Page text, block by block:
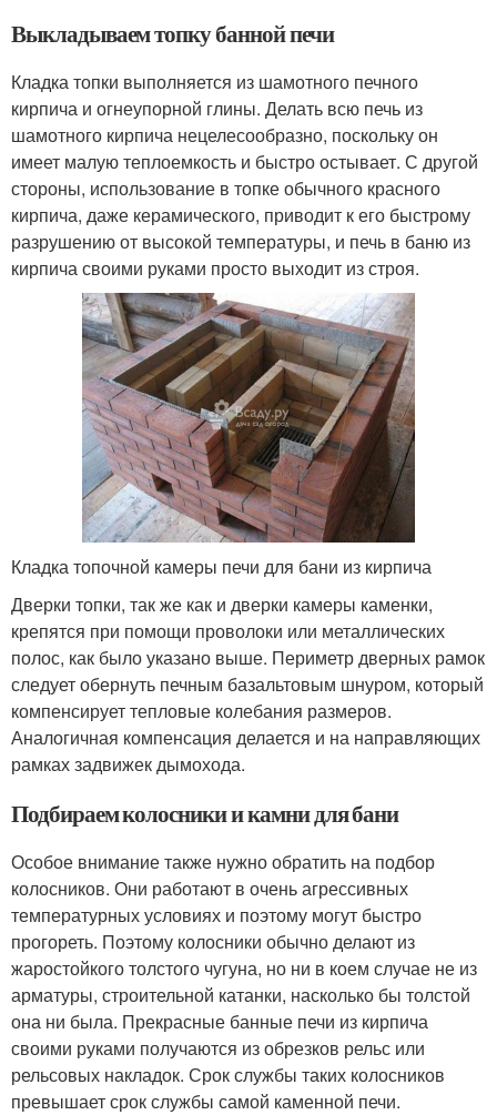
Выкладываем топку банной печи
Кладка топки выполняется из шамотного печного
кирпича и огнеупорной глины. Делать всю печь из
шамотного кирпича нецелесообразно, поскольку он
имеет малую теплоемкость и быстро остывает. С другой
стороны, использование в топке обычного красного
кирпича, даже керамического, приводит к его быстрому
разрушению от высокой температуры, и печь в баню из
кирпича своими руками просто выходит из строя.
Кладка топочной камеры печи для бани из кирпича
Дверки топки, так же как и дверки камеры каменки,
крепятся при помощи проволоки или металлических
полос, как было указано выше. Периметр дверных рамок
следует обернуть печным базальтовым шнуром, который
компенсирует тепловые колебания размеров.
Аналогичная компенсация делается и на направляющих
рамках задвижек дымохода.
Подбираем колосники и камни для бани
Особое внимание также нужно обратить на подбор
колосников. Они работают в очень агрессивных
температурных условиях и поэтому могут быстро
прогореть. Поэтому колосники обычно делают из
жаростойкого толстого чугуна, но ни в коем случае не из
арматуры, строительной катанки, насколько бы толстой
она ни была. Прекрасные банные печи из кирпича
своими руками получаются из обрезков рельс или
рельсовых накладок. Срок службы таких колосников
превышает срок службы самой каменной печи.